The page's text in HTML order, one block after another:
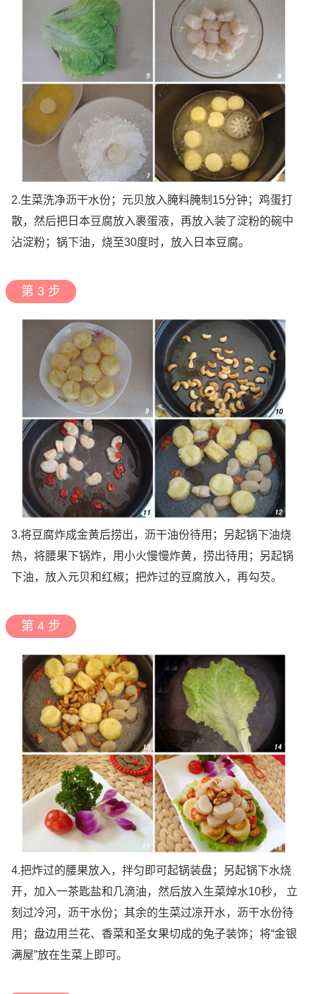
2.生菜洗净沥干水份；元贝放入腌料腌制15分钟；鸡蛋打
散，然后把日本豆腐放入裹蛋液，再放入装了淀粉的碗中
沾淀粉；锅下油，烧至30度时，放入日本豆腐。
第 3 步
3.将豆腐炸成金黄后捞出，沥干油份待用；另起锅下油烧
热，将腰果下锅炸，用小火慢慢炸黄，捞出待用；另起锅
下油，放入元贝和红椒；把炸过的豆腐放入，再勾芡。
第 4 步
4.把炸过的腰果放入，拌匀即可起锅装盘；另起锅下水烧
开，加入一茶匙盐和几滴油，然后放入生菜焯水10秒， 立
刻过冷河，沥干水份；其余的生菜过凉开水，沥干水份待
用；盘边用兰花、香菜和圣女果切成的兔子装饰；将“金银
满屋”放在生菜上即可。